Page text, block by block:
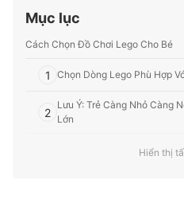
Profile của Ban
Mục lục
Cách Chọn Đồ Chơi Lego Cho Bé
1 Chọn Dòng Lego Phù Hợp
2
Lưu Ý: Trẻ Càng Nhỏ Càng
Lớn
Chọn Lego Theo Chủ Đề
Hiển thị